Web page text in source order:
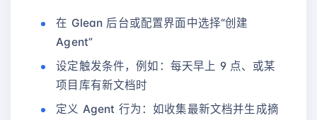
在 Glean 后台或配置界面中选择“创建
Agent”
设定触发条件，例如：每天早上 9 点、或某
项目库有新文档时
定义 Agent 行为：如收集最新文档并生成摘